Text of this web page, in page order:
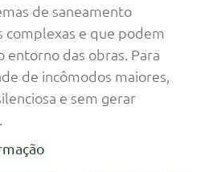
de saneamento
complexas e que podem
entorno das obras. Para
de incômodos maiores,
e sem gerar